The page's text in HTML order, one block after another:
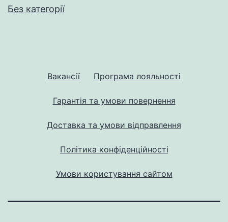
Без категорії
Вакансії Програма лояльності
Гарантія та умови повернення
Доставка та умови відправлення
Політика конфіденційності
Умови користування сайтом